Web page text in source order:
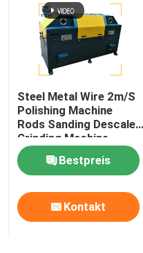
Steel Metal Wire 2m/S
Polishing Machine
Rods Sanding Descale
Grinding Machine
Bestpreis
Kontakt